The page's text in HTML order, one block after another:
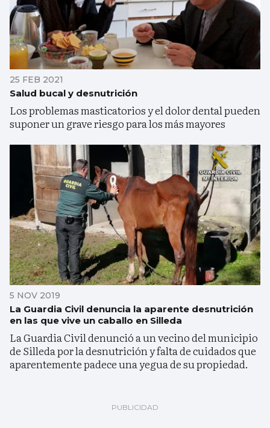
25 FEB 2021
Salud bucal y desnutrición
Los problemas masticatorios y el dolor dental pueden
suponer un grave riesgo para los más mayores
5 NOV 2019
La Guardia Civil denuncia la aparente desnutrición
en las que vive un caballo en Silleda
La Guardia Civil denunció a un vecino del municipio
de Silleda por la desnutrición y falta de cuidados que
aparentemente padece una yegua de su propiedad.